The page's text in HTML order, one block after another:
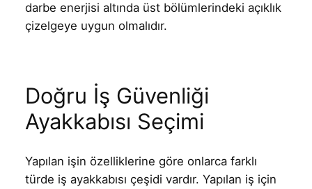
darbe enerjisi altında üst bölümlerindeki açıklık
çizelgeye uygun olmalıdır.
Doğru İş Güvenliği
Ayakkabısı Seçimi
Yapılan işin özelliklerine göre onlarca farklı
türde iş ayakkabısı çeşidi vardır. Yapılan iş için